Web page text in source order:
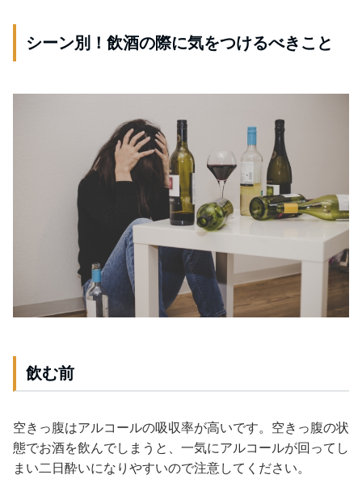
シーン別！飲酒の際に気をつけるべきこと
飲む前
空きっ腹はアルコールの吸収率が高いです。空きっ腹の状
態でお酒を飲んでしまうと、一気にアルコールが回ってし
まい二日酔いになりやすいので注意してください。